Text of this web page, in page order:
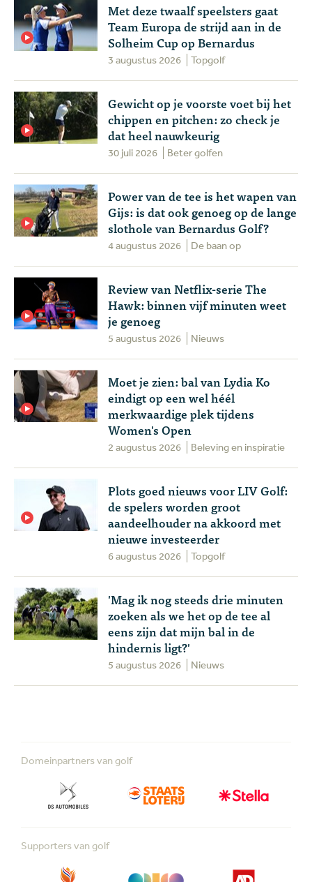
Met deze twaalf speelsters gaat
Team Europa de strijd aan in de
Solheim Cup op Bernardus
3 augustus 2026 Topgolf
Gewicht op je voorste voet bij het
chippen en pitchen: zo check je
dat heel nauwkeurig
30 juli 2026 Beter golfen
Power van de tee is het wapen van
Gijs: is dat ook genoeg op de lange
slothole van Bernardus Golf?
4 augustus 2026 De baan op
Review van Netflix-serie The
Hawk: binnen vijf minuten weet
je genoeg
5 augustus 2026 Nieuws
Moet je zien: bal van Lydia Ko
eindigt op een wel héél
merkwaardige plek tijdens
Women's Open
2 augustus 2026 Beleving en inspiratie
Plots goed nieuws voor LIV Golf:
de spelers worden groot
aandeelhouder na akkoord met
nieuwe investeerder
6 augustus 2026 Topgolf
'Mag ik nog steeds drie minuten
zoeken als we het op de tee al
eens zijn dat mijn bal in de
hindernis ligt?'
5 augustus 2026 Nieuws
Domeinpartners van golf
Supporters van golf